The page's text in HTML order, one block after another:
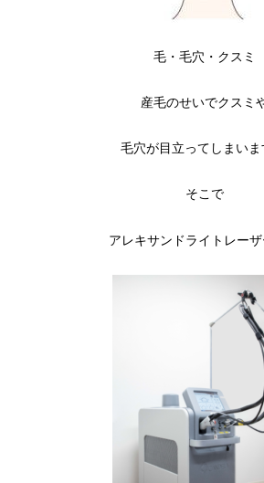
毛・毛穴・クスミ
産毛のせいでクスミ
毛穴が目立ってしまいま
そこで
アレキサンドライトレーザ